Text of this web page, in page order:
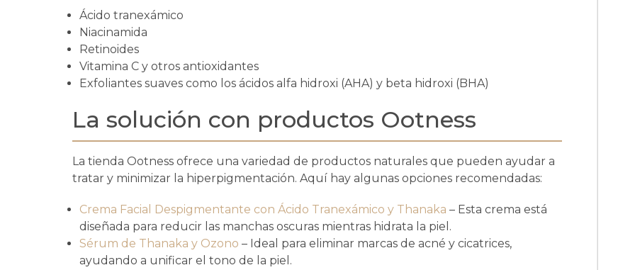
Ácido tranexámico
Niacinamida
Retinoides
Vitamina C y otros antioxidantes
Exfoliantes suaves como los ácidos alfa hidroxi (AHA) y beta hidroxi (BHA)
La solución con productos Ootness
La tienda Ootness ofrece una variedad de productos naturales que pueden ayudar a
tratar y minimizar la hiperpigmentación. Aquí hay algunas opciones recomendadas:
Crema Facial Despigmentante con Ácido Tranexámico y Thanaka – Esta crema está
diseñada para reducir las manchas oscuras mientras hidrata la piel.
Sérum de Thanaka y Ozono – Ideal para eliminar marcas de acné y cicatrices,
ayudando a unificar el tono de la piel.